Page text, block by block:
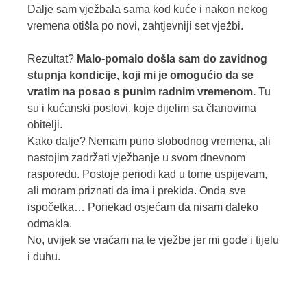
Dalje sam vježbala sama kod kuće i nakon nekog
vremena otišla po novi, zahtjevniji set vježbi.
Rezultat? Malo-pomalo došla sam do zavidnog
stupnja kondicije, koji mi je omogućio da se
vratim na posao s punim radnim vremenom. Tu
su i kućanski poslovi, koje dijelim sa članovima
obitelji.
Kako dalje? Nemam puno slobodnog vremena, ali
nastojim zadržati vježbanje u svom dnevnom
rasporedu. Postoje periodi kad u tome uspijevam,
ali moram priznati da ima i prekida. Onda sve
ispočetka… Ponekad osjećam da nisam daleko
odmakla.
No, uvijek se vraćam na te vježbe jer mi gode i tijelu
i duhu.